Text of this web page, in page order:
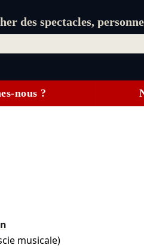
des spectacles,
nous ?
musicale)